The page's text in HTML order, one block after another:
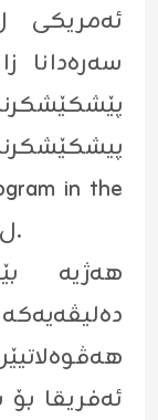
ئەمریکی
سەرەدانا
in the
MENA Region) ل وەلاتێ ئەمریکا.
هەژیە
ئەفریقا بۆ